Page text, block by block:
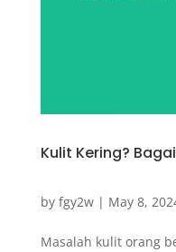
Kulit Kering?
by fgy2w| May 8,
Masalah kulit orang